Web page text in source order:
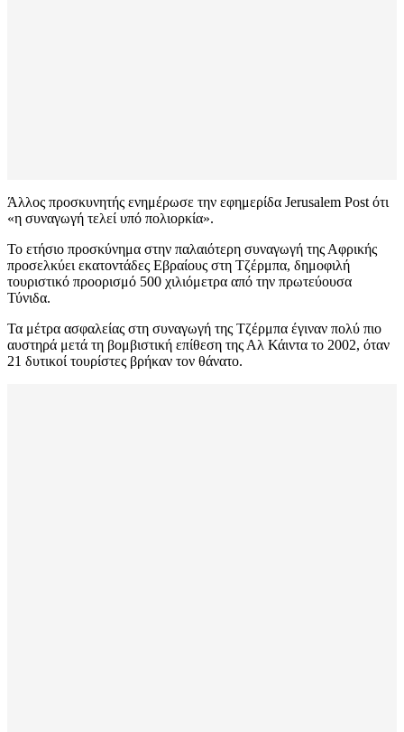
Άλλος προσκυνητής ενημέρωσε την εφημερίδα Jerusalem Post ότι
«η συναγωγή τελεί υπό πολιορκία».
Το ετήσιο προσκύνημα στην παλαιότερη συναγωγή της Αφρικής
προσελκύει εκατοντάδες Εβραίους στη Τζέρμπα, δημοφιλή
τουριστικό προορισμό 500 χιλιόμετρα από την πρωτεύουσα
Τύνιδα.
Τα μέτρα ασφαλείας στη συναγωγή της Τζέρμπα έγιναν πολύ πιο
αυστηρά μετά τη βομβιστική επίθεση της Αλ Κάιντα το 2002, όταν
21 δυτικοί τουρίστες βρήκαν τον θάνατο.